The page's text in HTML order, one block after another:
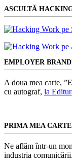
ASCULTĂ
EMPLOYER
A doua mea carte,
cu autograf, la
PRIMA MEA CARTE
Ne aflăm într-un
industria comunicării.